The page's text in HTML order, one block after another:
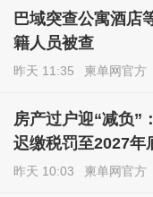
巴域突查公寓酒店
籍人员被查
昨天 11:35 柬单网官方
房产过户迎“减负”
迟缴税罚至2027年
昨天 10:03 柬单网官方